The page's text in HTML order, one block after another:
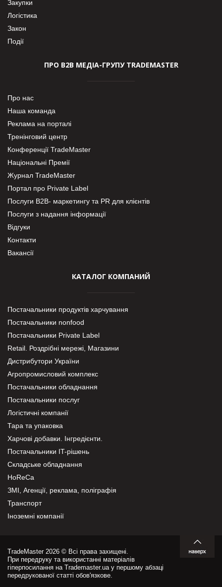
Закупки
Логістика
Закон
Події
ПРО В2В МЕДІА-ГРУПУ TRADEMASTER
Про нас
Наша команда
Реклама на порталі
Тренінговий центр
Конференції TradeMaster
Національні Премії
Журнал TradeMaster
Портал про Private Label
Послуги В2В- маркетингу та PR для клієнтів
Послуги з надання інформації
Відгуки
Контакти
Вакансії
КАТАЛОГ КОМПАНИЙ
Постачальники продуктів харчування
Постачальники nonfood
Постачальники Private Label
Retail. Роздрібні мережі, Магазини
Дистрибутори України
Агропромисловий комплекс
Постачальники обладнання
Постачальники послуг
Логістичні компанії
Тара та упаковка
Харчові добавки. Інгредієнти.
Постачальники IT-рішень
Складське обладнання
HoReCa
ЗМІ, Агенції, реклама, поліграфія
Транспорт
Іноземні компанії
TradeMaster 2026 © Всі права захищені.
При передруку та використанні матеріалів
гіперпосилання на Trademaster.ua у першому абзаці
передрукованої статті обов'язкове.